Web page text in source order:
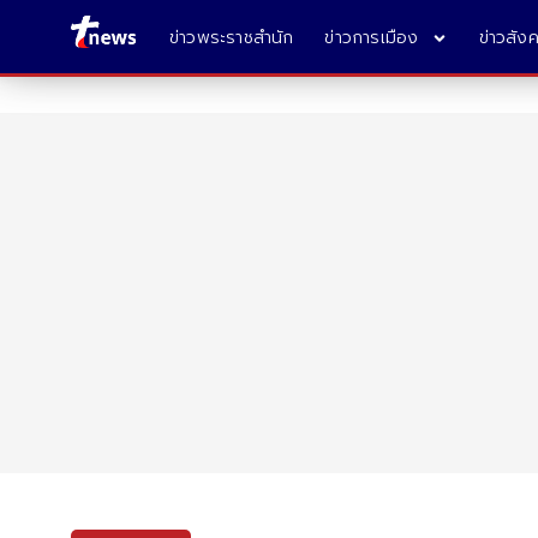
ข่าวพระราชสำนัก ข่าวการเมือง ข่าวสัง